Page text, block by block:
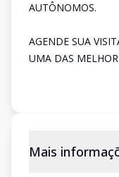
AUTÔNOMOS.
AGENDE SUA
UMA DAS
Mais